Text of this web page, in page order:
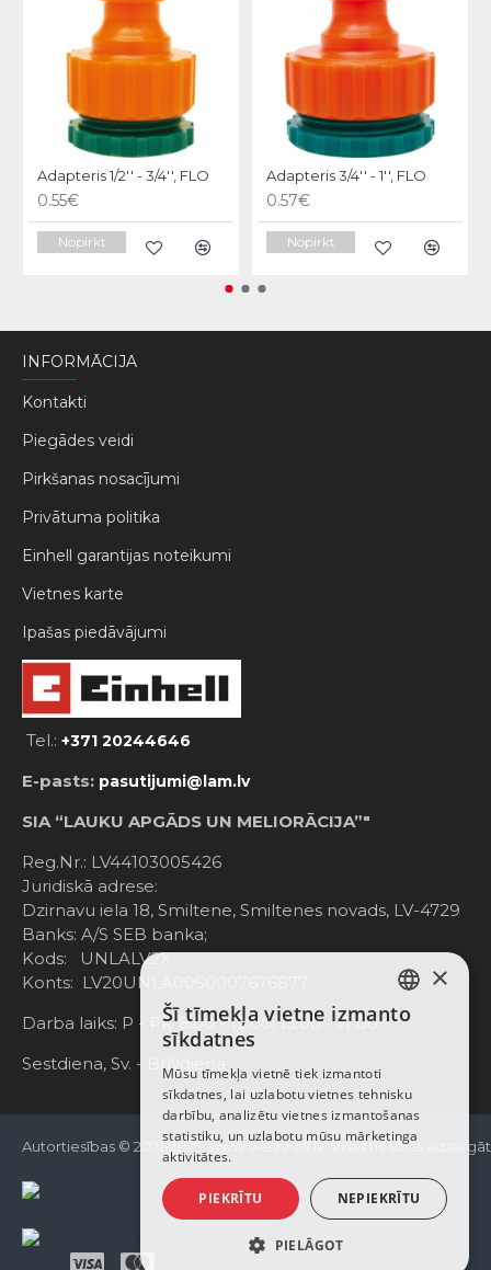
Adapteris 1/2'' - 3/4'', FLO
0.55€
Nopirkt
Adapteris 3/4'' - 1'', FLO
0.57€
Nopirkt
INFORMĀCIJA
Kontakti
Piegādes veidi
Pirkšanas nosacījumi
Privātuma politika
Einhell garantijas noteikumi
Vietnes karte
Ipašas piedāvājumi
Tel.: +371 20244646
E-pasts: pasutijumi@lam.lv
SIA “LAUKU APGĀDS UN MELIORĀCIJA”"
Reg.Nr.: LV44103005426
Juridiskā adrese:
Dzirnavu iela 18, Smiltene, Smiltenes novads, LV-4729
Banks: A/S SEB banka;
Kods: UNLALV2X
Konts: LV20UNLA0050007676877
Darba laiks: P - Pk. 8:00 - 12:00; 13:00 - 17:00
Sestdiena, Sv. - Brīvdiena
Autortiesības © 2021-2025, www.e-einhell.lv, Visas tiesības
LATVIAN
ENGLISH
×
Šī tīmekļa vietne izmanto
sīkdatnes
Mūsu tīmekļa vietnē tiek izmantoti
sīkdatnes, lai uzlabotu vietnes tehnisku
darbību, analizētu vietnes izmantošanas
statistiku, un uzlabotu mūsu mārketinga
aktivitātes.
PIEKRĪTU NEPIEKRĪTU
PIELĀGOT